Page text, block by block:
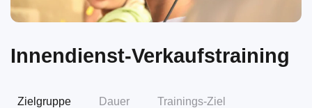
Innendienst-Verkaufstraining
Zielgruppe Dauer Trainings-Ziel